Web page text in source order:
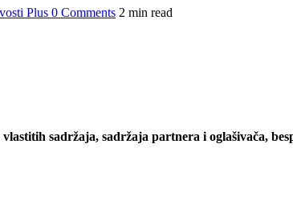
Plus 0 Comments 2 min read
sadržaja, sadržaja partnera i oglašivača,